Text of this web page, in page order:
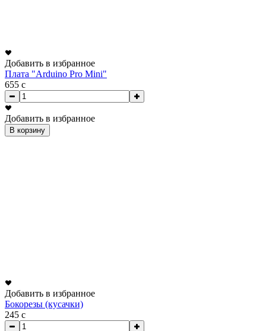
Добавить в избранное
Плата "Arduino Pro Mini"
655 c
Добавить в избранное
В корзину
Добавить в избранное
Бокорезы (кусачки)
245 c